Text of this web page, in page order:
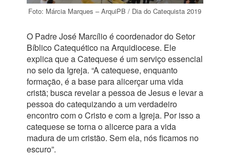
Foto: Márcia Marques – ArquiPB / Dia do Catequista 2019
O Padre José Marcílio é coordenador do Setor
Bíblico Catequético na Arquidiocese. Ele
explica que a Catequese é um serviço essencial
no seio da Igreja. “A catequese, enquanto
formação, é a base para alicerçar uma vida
cristã; busca revelar a pessoa de Jesus e levar a
pessoa do catequizando a um verdadeiro
encontro com o Cristo e com a Igreja. Por isso a
catequese se torna o alicerce para a vida
madura de um cristão. Sem ela, nós ficamos no
escuro”.